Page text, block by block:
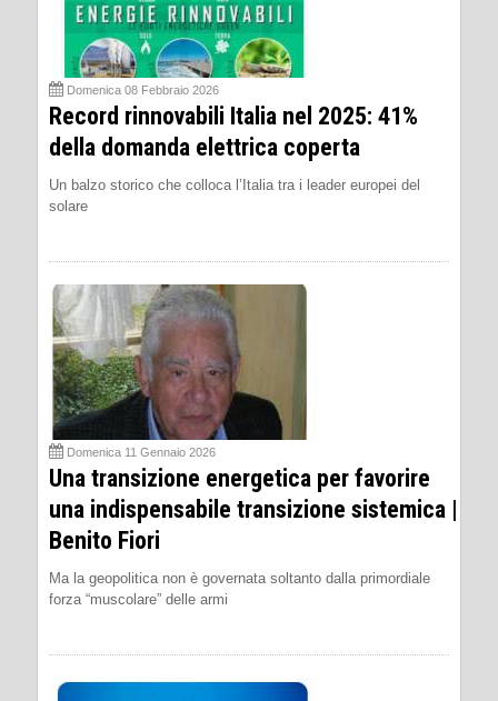
Domenica 08 Febbraio 2026
Record rinnovabili Italia nel 2025: 41%
della domanda elettrica coperta
Un balzo storico che colloca l’Italia tra i leader europei del
solare
Domenica 11 Gennaio 2026
Una transizione energetica per favorire
una indispensabile transizione sistemica |
Benito Fiori
Ma la geopolitica non è governata soltanto dalla primordiale
forza “muscolare” delle armi